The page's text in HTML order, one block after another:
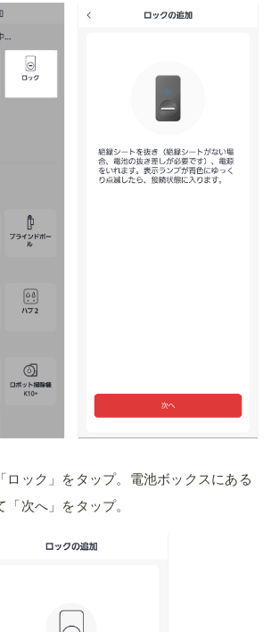
ロック」をタップ。電池ボックスにある
次へ」をタップ。